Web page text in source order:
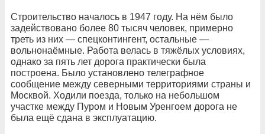
Строительство началось в 1947 году. На нём было
задействовано более 80 тысяч человек, примерно
треть из них — спецконтингент, остальные —
вольнонаёмные. Работа велась в тяжёлых условиях,
однако за пять лет дорога практически была
построена. Было установлено телеграфное
сообщение между северными территориями страны и
Москвой. Ходили поезда, только на небольшом
участке между Пуром и Новым Уренгоем дорога не
была ещё сдана в эксплуатацию.